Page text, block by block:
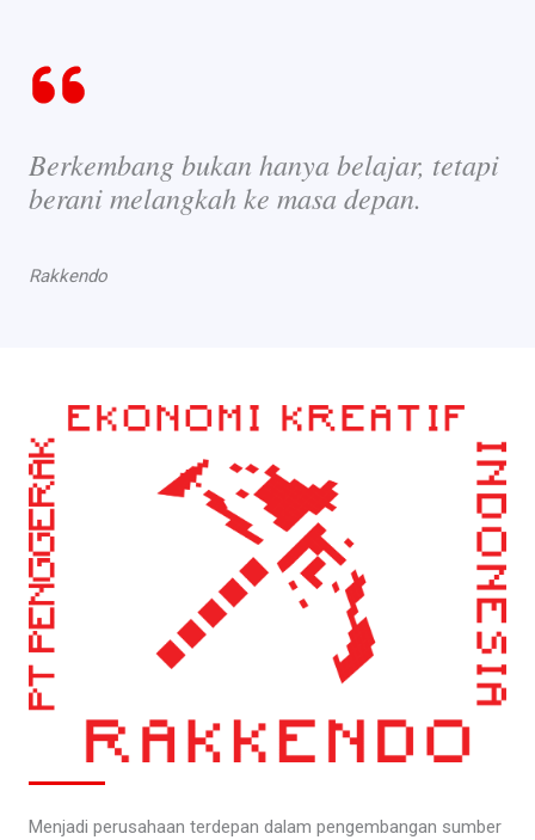
Berkembang bukan hanya belajar, tetapi
berani melangkah ke masa depan.
Rakkendo
Menjadi perusahaan terdepan dalam pengembangan sumber